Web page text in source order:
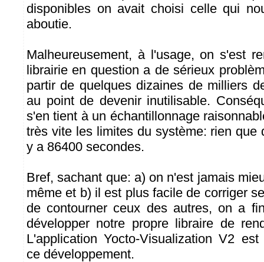
disponibles on avait choisi celle qui
aboutie.
Malheureusement, à l'usage, on s'est
librairie en question a de sérieux
partir de quelques dizaines de milliers
au point de devenir inutilisable.
s'en tient à un échantillonnage
très vite les limites du système: rien que
y a 86400 secondes.
Bref, sachant que: a) on n'est jamais
même et b) il est plus facile de corriger
de contourner ceux des autres, on a
développer notre propre libraire de
L'application Yocto-Visualization V2
ce développement.